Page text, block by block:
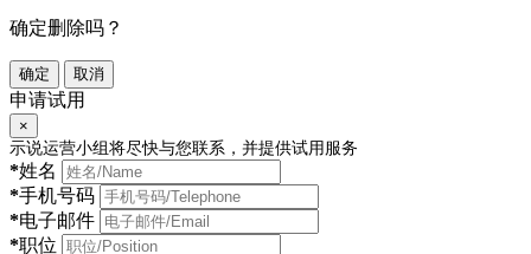
确定删除吗？
确定 取消
申请试用
×
示说运营小组将尽快与您联系，并提供试用服务
*姓名
*手机号码
*电子邮件
*职位